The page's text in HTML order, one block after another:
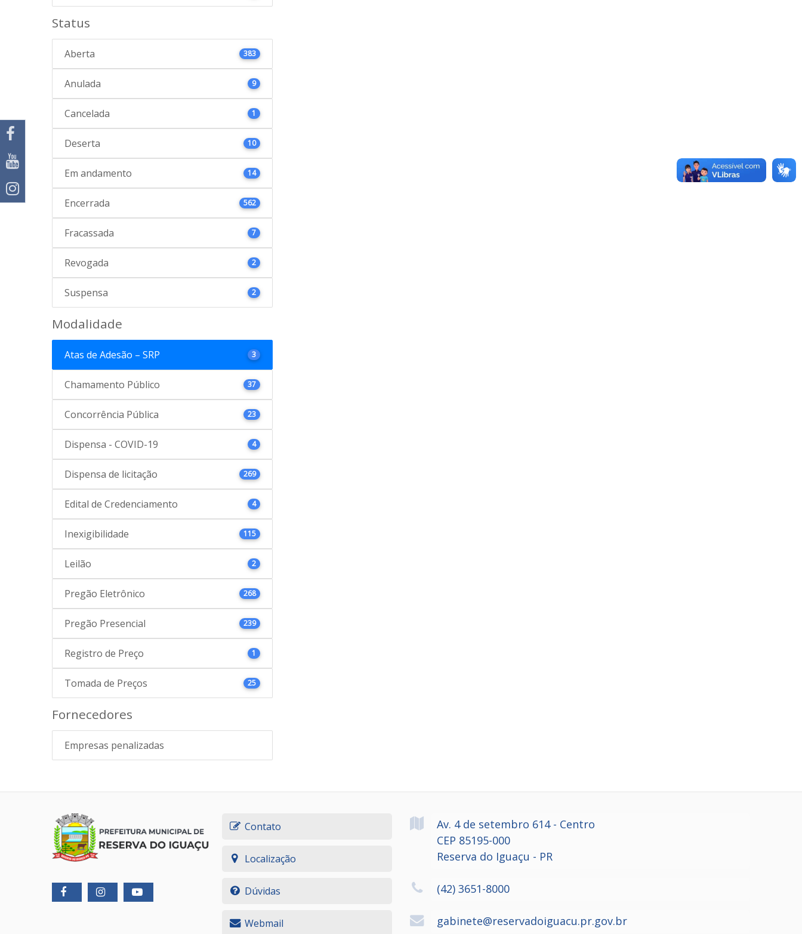
Status
Aberta 383
Anulada 9
Cancelada 1
Deserta 10
Em andamento 14
Encerrada 562
Fracassada 7
Revogada 2
Suspensa 2
Modalidade
Atas de Adesão – SRP 3
Chamamento Público 37
Concorrência Pública 23
Dispensa - COVID-19 4
Dispensa de licitação 269
Edital de Credenciamento 4
Inexigibilidade 115
Leilão 2
Pregão Eletrônico 268
Pregão Presencial 239
Registro de Preço 1
Tomada de Preços 25
Fornecedores
Empresas penalizadas
Contato
Localização
Dúvidas
Webmail
Av. 4 de setembro 614 - Centro
CEP 85195-000
Reserva do Iguaçu - PR
(42) 3651-8000
gabinete@reservadoiguacu.pr.gov.br